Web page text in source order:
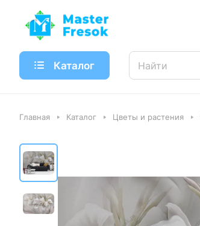
Каталог
Главная Каталог Цветы и растения